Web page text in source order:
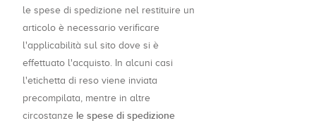
le spese di spedizione nel restituire un
articolo è necessario verificare
l'applicabilità sul sito dove si è
effettuato l'acquisto. In alcuni casi
l'etichetta di reso viene inviata
precompilata, mentre in altre
circostanze le spese di spedizione